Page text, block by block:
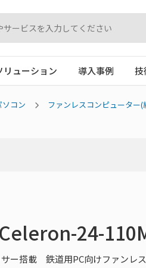
リューション 導入事例 技
ソコン ファンレスコンピューター
24-
ー搭載 鉄道用PC向けファンレ